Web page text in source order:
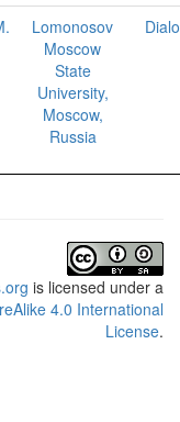
Lomonosov
Moscow
State
University,
Moscow,
Russia
is licensed under a
4.0 International
License.